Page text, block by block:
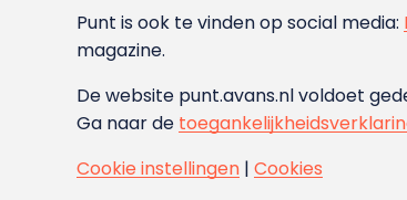
Punt is ook te vinden op social media:
magazine.
De website punt.avans.nl voldoet
Ga naar de
Cookie instellingen |Cookies